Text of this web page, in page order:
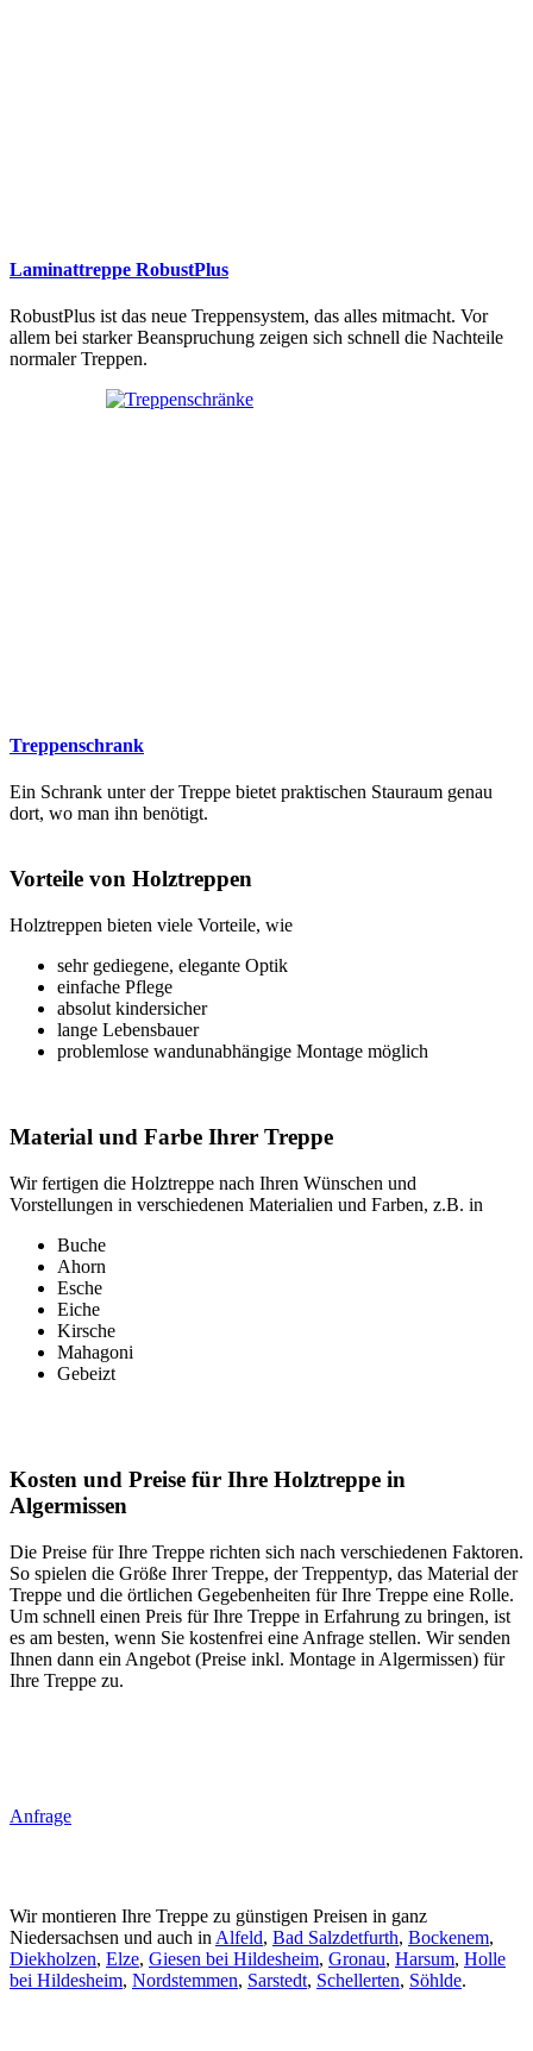
Laminattreppe RobustPlus
RobustPlus ist das neue Treppensystem, das alles mitmacht. Vor
allem bei starker Beanspruchung zeigen sich schnell die Nachteile
normaler Treppen.
Treppenschrank
Ein Schrank unter der Treppe bietet praktischen Stauraum genau
dort, wo man ihn benötigt.
Vorteile von Holztreppen
Holztreppen bieten viele Vorteile, wie
sehr gediegene, elegante Optik
einfache Pflege
absolut kindersicher
lange Lebensbauer
problemlose wandunabhängige Montage möglich
Material und Farbe Ihrer Treppe
Wir fertigen die Holztreppe nach Ihren Wünschen und
Vorstellungen in verschiedenen Materialien und Farben, z.B. in
Buche
Ahorn
Esche
Eiche
Kirsche
Mahagoni
Gebeizt
Kosten und Preise für Ihre Holztreppe in
Algermissen
Die Preise für Ihre Treppe richten sich nach verschiedenen Faktoren.
So spielen die Größe Ihrer Treppe, der Treppentyp, das Material der
Treppe und die örtlichen Gegebenheiten für Ihre Treppe eine Rolle.
Um schnell einen Preis für Ihre Treppe in Erfahrung zu bringen, ist
es am besten, wenn Sie kostenfrei eine Anfrage stellen. Wir senden
Ihnen dann ein Angebot (Preise inkl. Montage in Algermissen) für
Ihre Treppe zu.
Anfrage
Wir montieren Ihre Treppe zu günstigen Preisen in ganz
Niedersachsen und auch in Alfeld, Bad Salzdetfurth, Bockenem,
Diekholzen, Elze, Giesen bei Hildesheim, Gronau, Harsum, Holle
bei Hildesheim, Nordstemmen, Sarstedt, Schellerten, Söhlde.